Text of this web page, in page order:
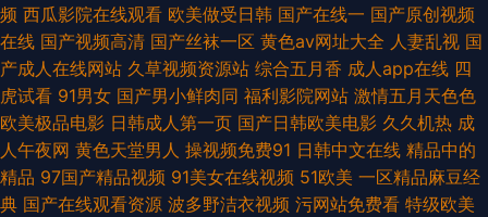
国内综合淫网 樱花影视院 精品呦呦呦 久久国产欧美成人 99热艹逼 91看片久
久 青草性视频 91视频观看% 91豆花成人精品网站 人人爱人人操人人看 五月
天色导航 91在线观看 人人操网 福利社试看一分钟 俺去也综合色图 日韩伦理
片影院 精品粉嫩久久懂色 岛国伦理电影 婷婷五月天欧美淫妻 91桃色入口 高
频 西瓜影院在线观看 欧美做受日韩 国产在线一 国产原创视频
在线 国产视频高清 国产丝袜一区 黄色av网址大全 人妻乱视 国
产成人在线网站 久草视频资源站 综合五月香 成人app在线 四
虎试看 91男女 国产男小鲜肉同 福利影院网站 激情五月天色色
欧美极品电影 日韩成人第一页 国产日韩欧美电影 久久机热 成
人午夜网 黄色天堂男人 操视频免费91 日韩中文在线 精品中的
精品 97国产精品视频 91美女在线视频 51欧美 一区精品麻豆经
典 国产在线观看资源 波多野洁衣视频 污网站免费看 特级欧美